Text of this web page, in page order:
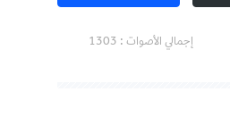
إجمالي الأصوات : 1303